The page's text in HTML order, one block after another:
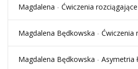
Magdalena - Ćwiczenia
Magdalena Będkowska - Ćwiczenia
Magdalena Będkowska - Asymetria